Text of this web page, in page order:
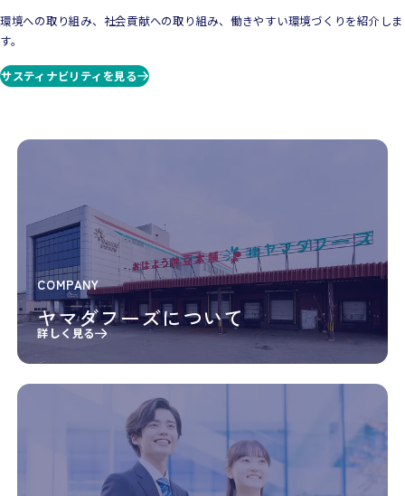
環境への取り組み、社会貢献への取り組み、働きやすい環境づくりを紹介しま
す。
サスティナビリティを見る
COMPANY
ヤマダフーズについて
詳しく見る